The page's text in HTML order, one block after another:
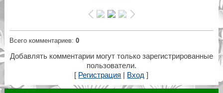
Всего комментариев: 0
Добавлять комментарии могут только зарегистрированные
пользователи.
[ Регистрация Вход ]